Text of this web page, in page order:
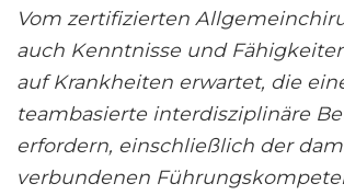
Vom zertifizierten
auch Kenntnisse und
auf Krankheiten erwartet, die
teambasierte interdisziplinäre
erfordern, einschließlich der
verbundenen